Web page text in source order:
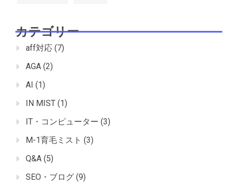
カテゴリー
aff対応 (7)
AGA (2)
AI (1)
IN MIST (1)
IT・コンピューター (3)
M-1育毛ミスト (3)
Q&A (5)
SEO・ブログ (9)